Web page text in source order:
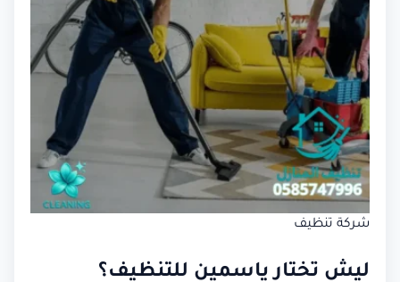
شركة تنظيف
ليش تختار ياسمين للتنظيف؟